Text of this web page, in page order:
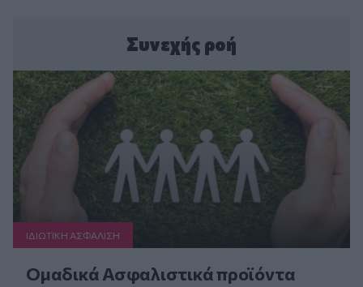
Συνεχής ροή
ΙΔΙΩΤΙΚΗ ΑΣΦAΛΙΣΗ
Ομαδικά Ασφαλιστικά προϊόντα